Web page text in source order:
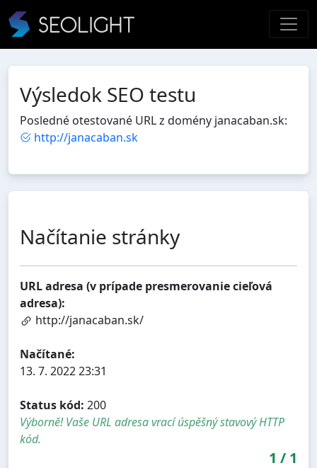
Výsledok SEO testu
Posledné otestované URL z domény janacaban.sk:
http://janacaban.sk
Načítanie stránky
URL adresa (v prípade presmerovanie cieľová
adresa):
http://janacaban.sk/
Načítané:
13. 7. 2022 23:31
Status kód: 200
Výborně! Vaše URL adresa vrací úspěšný stavový HTTP
kód.
1 / 1